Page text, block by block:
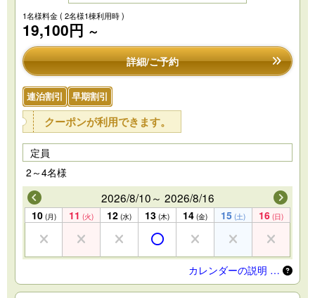
1名様料金( 2名様1棟利用時 )
19,100円 ～
詳細/ご予約
連泊割引 早期割引
クーポンが利用できます。
定員
2～4名様
2026/8/10～ 2026/8/16
10 (月) 11 (火) 12 (水) 13 (木) 14 (金) 15 (土) 16 (日)
カレンダーの説明 …